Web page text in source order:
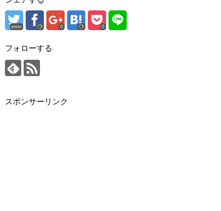
error 0 0
フォローする
スポンサーリンク